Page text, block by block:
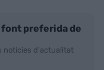
font preferida de
notícies d'actualitat